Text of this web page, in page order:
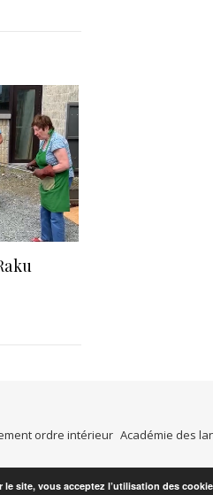
ordre intérieur Académie des
site, vous acceptez l’utilisation des